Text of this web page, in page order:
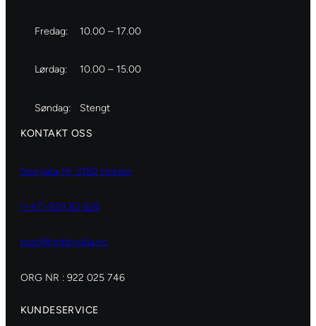
Fredag: 10.00 – 17.00
Lørdag: 10.00 – 15.00
Søndag: Stengt
KONTAKT OSS
Storgata 19, 3182 Horten
(+47) 929 82 626
post@hobbydilla.no
ORG NR : 922 025 746
KUNDESERVICE